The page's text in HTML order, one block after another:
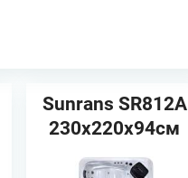
Sunrans SR812A
230x220x94см
Cпа бассейн